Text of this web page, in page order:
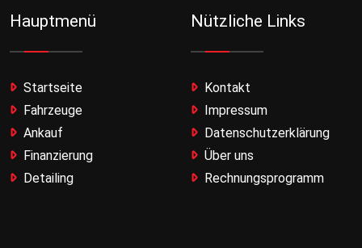
Hauptmenü
Startseite
Fahrzeuge
Ankauf
Finanzierung
Detailing
Nützliche Links
Kontakt
Impressum
Datenschutzerklärung
Über uns
Rechnungsprogramm